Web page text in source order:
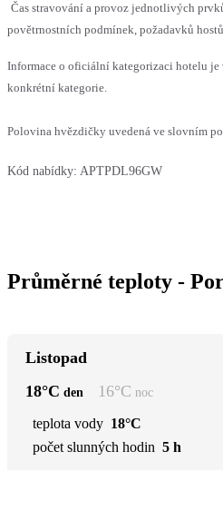
Čas stravování a provoz jednotlivých
povětrnostních podmínek, požadavků
Informace o oficiální kategorizaci hotelu
konkrétní kategorie.
Polovina hvězdičky uvedená ve slovním
Kód nabídky: APTPDL96GW
Průměrné teploty -
Listopad
18°C den 16°C noc
teplota vody 18°C
počet slunných hodin 5 h